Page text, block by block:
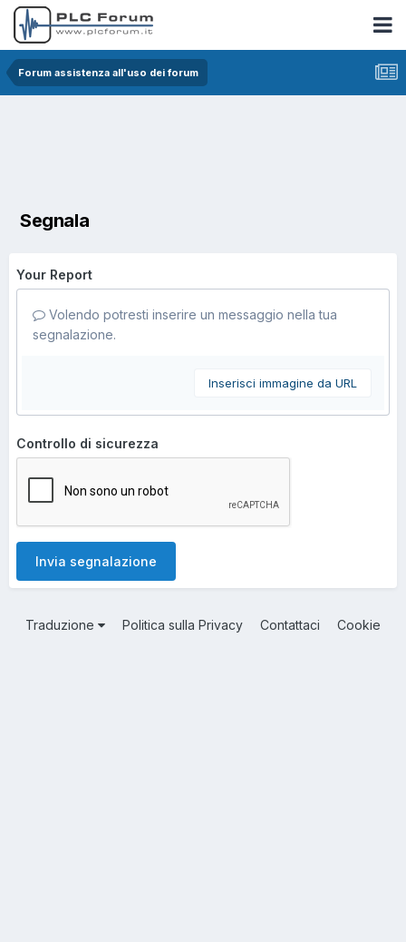
Forum assistenza all'uso dei forum
Segnala
Your Report
Volendo potresti inserire un messaggio nella tua
segnalazione.
Inserisci immagine da URL
Controllo di sicurezza
Invia segnalazione
Traduzione Politica sulla Privacy Contattaci Cookie